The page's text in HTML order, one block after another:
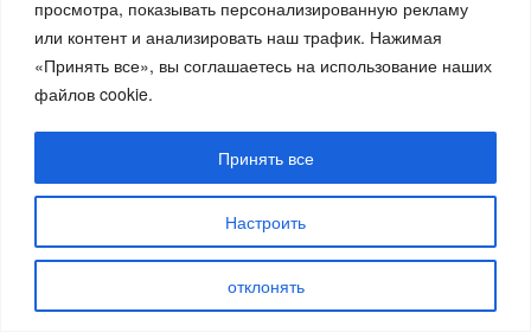
просмотра, показывать персонализированную рекламу
или контент и анализировать наш трафик. Нажимая
«Принять все», вы соглашаетесь на использование наших
файлов cookie.
Настроить
отклонять
Принять все